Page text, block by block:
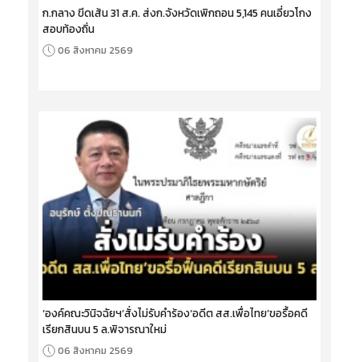
ก.กลาง ขีดเส้น 31 ส.ค. ส่งก.จังหวัดเพิกถอน 5,145 คนเอี่ยวโกง
สอบท้องถิ่น
06 สิงหาคม 2569
‘องค์คณะวินิจฉัยฯ’สั่งไม่รับคำร้อง‘อดีต สส.เพื่อไทย’ขอรื้อคดี
เรียกสินบน 5 ล.พิจารณาใหม่
06 สิงหาคม 2569